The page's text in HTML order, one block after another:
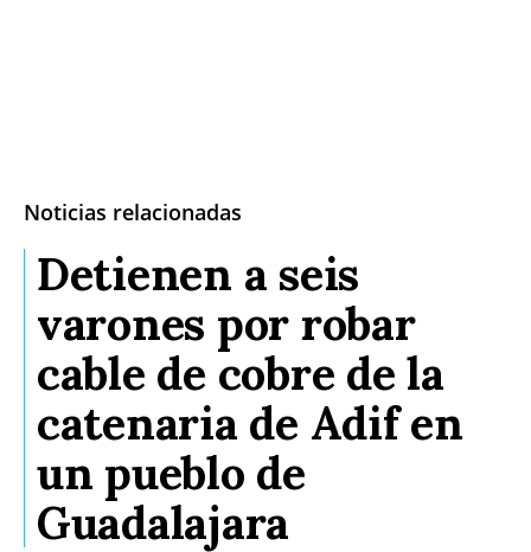
Noticias relacionadas
Detienen a seis
varones por robar
cable de cobre de la
catenaria de Adif en
un pueblo de
Guadalajara